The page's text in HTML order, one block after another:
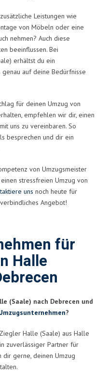
Leistungen wie
von Möbeln oder eine
nehmen? Auch diese
beeinflussen. Bei
erhältst du ein
auf deine Bedürfnisse
für deinen Umzug von
empfehlen wir dir, einen
uns zu vereinbaren. So
besprechen und dir ein
von Umzugsmeister
stressfreien Umzug von
uns noch heute für
Angebot!
für
Halle
(Saale) nach Debrecen und
?
Halle (Saale) aus Halle
zuverlässiger Partner für
gerne, deinen Umzug